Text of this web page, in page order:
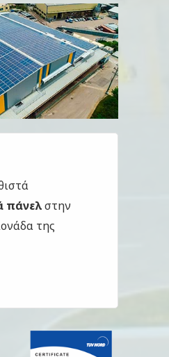
πάνελστην
της